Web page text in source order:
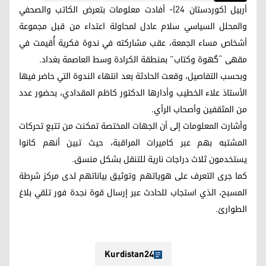
أربيل (كوردستان 24)- أفادت معلومات بتعرض الكاتب والصحفي
والمحلل السياسي سلام عادل لمحاولة اعتداء من قبل مجموعة
أشخاص مساء الجمعة، عقب مشاركته في ندوة فكرية أُقيمت في
مقهى “گهوة وكتاب” بمنطقة الكرادة وسط العاصمة بغداد.
وبحسب التفاصيل، وقعت الحادثة بعد انتهاء الندوة التي حاضر فيها
الأستاذ علاء الخطيب وأدارها الدكتور كاظم المقدادي، بحضور عدد
من المثقفين وأصحاب الرأي.
وأشارت المعلومات إلى أن الجهات المختصة تمكنت من تتبع تحركات
المشتبه بهم عبر كاميرات المراقبة، حيث تبين أنهم كانوا
يستخدمون ثلاث دراجات نارية للتنقل بشكل منسق.
كما جرى التعرف على هوياتهم وتوثيق بياناتهم لدى مركز شرطة
المسبح، الذي استجاب للحادث عبر إرسال قوة نجدة فور تلقي بلاغ
الطوارئ.
Kurdistan24